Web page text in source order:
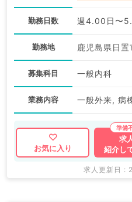
勤務日数 週4.00日〜
勤務地 鹿児島県日置
募集科目 一般内科
業務内容
お気に入り
求
紹介し
求人更新日 :